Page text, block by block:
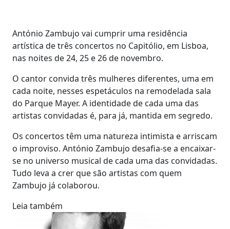
António Zambujo vai cumprir uma residência
artística de três concertos no Capitólio, em Lisboa,
nas noites de 24, 25 e 26 de novembro.
O cantor convida três mulheres diferentes, uma em
cada noite, nesses espetáculos na remodelada sala
do Parque Mayer. A identidade de cada uma das
artistas convidadas é, para já, mantida em segredo.
Os concertos têm uma natureza intimista e arriscam
o improviso. António Zambujo desafia-se a encaixar-
se no universo musical de cada uma das convidadas.
Tudo leva a crer que são artistas com quem
Zambujo já colaborou.
Leia também